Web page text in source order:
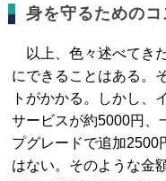
身を守るための
以上、色々述べてき
にできることはある。
トがかかる。しかし、
サービスが約5000円、
プグレードで追加2500
はない。そのような金